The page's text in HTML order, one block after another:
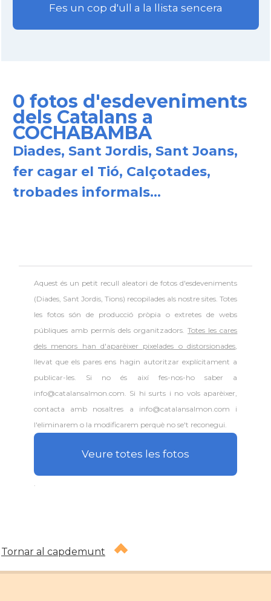
Fes un cop d'ull a la llista sencera
0 fotos d'esdeveniments
dels Catalans a
COCHABAMBA
Diades, Sant Jordis, Sant Joans,
fer cagar el Tió, Calçotades,
trobades informals...
Aquest és un petit recull aleatori defotos d'esdeveniments
(Diades, Sant Jordis, Tions) recopilades als nostre sites. Totes
les fotos són de producció pròpia o extretes de webs
públiques amb permís dels organitzadors.Totes les cares
dels menors han d'aparèixer pixelades o distorsionades,
llevat que els pares ens hagin autoritzar explícitament a
publicar-les. Si no és així fes-nos-ho saber a
info@catalansalmon.com. Si hi surts i no vols aparèixer,
contacta amb nosaltres a info@catalansalmon.com i
l'eliminarem o la modificarem perquè no se't reconegui.
Veure totes les fotos
Tornar al capdemunt